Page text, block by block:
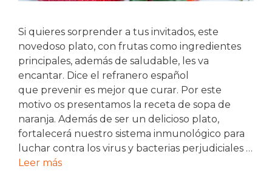
Si quieres sorprender a tus invitados, este
novedoso plato, con frutas como ingredientes
principales, además de saludable, les va
encantar. Dice el refranero español
que prevenir es mejor que curar. Por este
motivo os presentamos la receta de sopa de
naranja. Además de ser un delicioso plato,
fortalecerá nuestro sistema inmunológico para
luchar contra los virus y bacterias perjudiciales …
Leer más